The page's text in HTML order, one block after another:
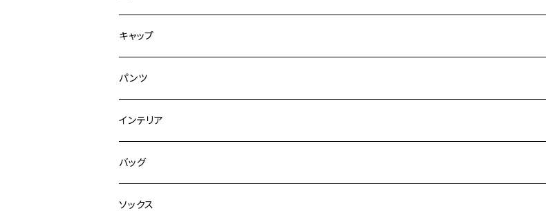
キャップ
パンツ
インテリア
バッグ
ソックス